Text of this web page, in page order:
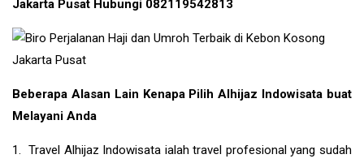
Jakarta Pusat Hubungi 082119542813
Beberapa Alasan Lain Kenapa Pilih Alhijaz Indowisata buat
Melayani Anda
1. Travel Alhijaz Indowisata ialah travel profesional yang sudah